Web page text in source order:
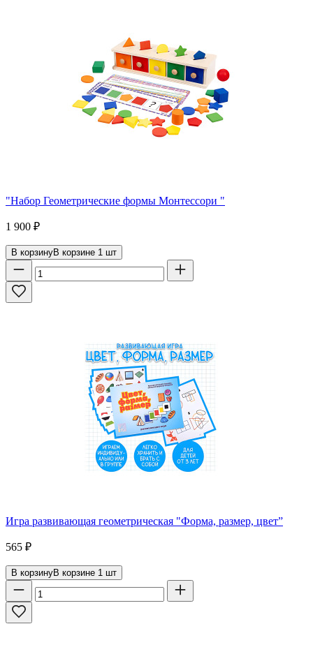
"Набор Геометрические формы Монтессори "
1 900 ₽
В корзинуВ корзине 1 шт
Игра развивающая геометрическая "Форма, размер, цвет”
565 ₽
В корзинуВ корзине 1 шт